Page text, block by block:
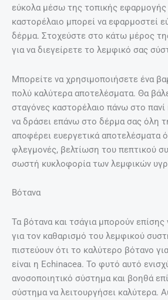
εύκολα μέσω της τοπικής εφαρμογής
καστορέλαιο μπορεί να εφαρμοστεί
δέρμα. Στοχεύστε στο κάτω μέρος
για να διεγείρετε το λεμφικό σας
Μπορείτε να χρησιμοποιήσετε ένα
πολύ καλύτερα αποτελέσματα. Θα
σταγόνες καστορέλαιο πάνω στο
να δράσει επάνω στο δέρμα σας όλη
αποφέρει ευεργετικά αποτελέσματα
φλεγμονές, βελτίωση του πεπτικού
σωστή κυκλοφορία των λεμφικών
Βότανα
Τα βότανα και τσάγια μπορούν
για τον καθαρισμό του λεμφικού
πιστεύουν ότι το καλύτερο βότανο
είναι η Echinacea. Το φυτό αυτό
ανοσοποιητικό σύστημα και βοηθά
σύστημα να λειτουργήσει καλύτερα.